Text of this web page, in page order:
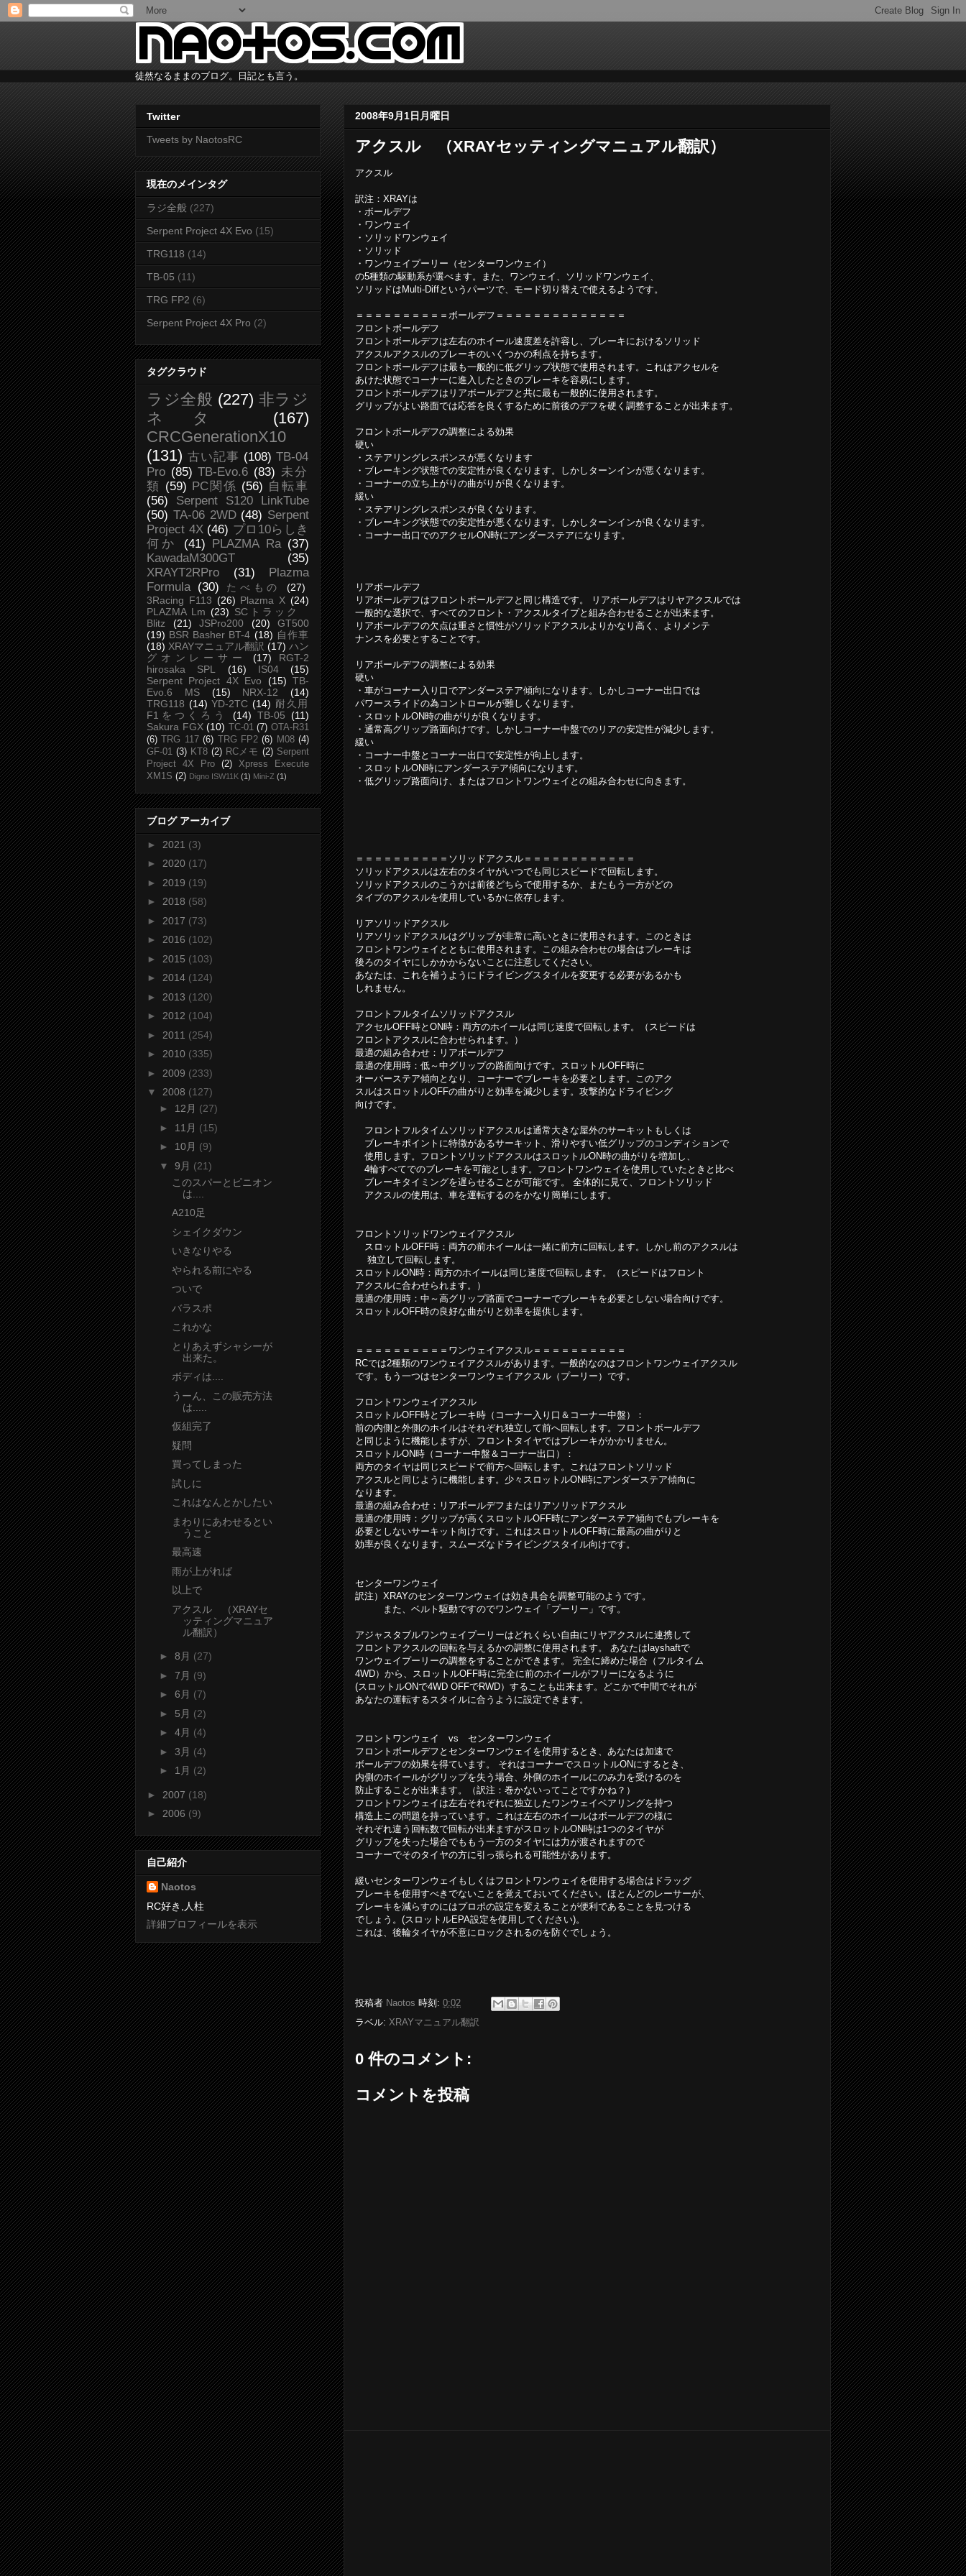
徒然なるままのブログ。日記とも言う。
2008年9月1日月曜日
アクスル （XRAYセッティングマニュアル翻訳）
アクスル
訳注：XRAYは
・ボールデフ
・ワンウェイ
・ソリッドワンウェイ
・ソリッド
・ワンウェイプーリー（センターワンウェイ）
の5種類の駆動系が選べます。また、ワンウェイ、ソリッドワンウェイ、
ソリッドはMulti-Diffというパーツで、モード切り替えで使えるようです。
＝＝＝＝＝＝＝＝＝＝ボールデフ＝＝＝＝＝＝＝＝＝＝＝＝＝＝
フロントボールデフ
フロントボールデフは左右のホイール速度差を許容し、ブレーキにおけるソリッド
アクスルアクスルのブレーキのいくつかの利点を持ちます。
フロントボールデフは最も一般的に低グリップ状態で使用されます。これはアクセルを
あけた状態でコーナーに進入したときのプレーキを容易にします。
フロントボールデフはリアボールデフと共に最も一般的に使用されます。
グリップがよい路面では応答を良くするために前後のデフを硬く調整することが出来ます。
フロントボールデフの調整による効果
硬い
・ステアリングレスポンスが悪くなります
・ブレーキング状態での安定性が良くなります。しかしターンインが悪くなります。
・コーナーの立ち上がりの曲がりが良くなります。
緩い
・ステアリングレスポンスが良くなります。
・ブレーキング状態での安定性が悪くなります。しかしターンインが良くなります。
・コーナー出口でのアクセルON時にアンダーステアになります。
リアボールデフ
リアボールデフはフロントボールデフと同じ構造です。 リアボールデフはリヤアクスルでは
一般的な選択で、すべてのフロント・アクスルタイプと組み合わせることが出来ます。
リアボールデフの欠点は重さと慣性がソリッドアクスルよりかなり高く、よりメンテ
ナンスを必要とすることです。
リアボールデフの調整による効果
硬い
・車がコーナー入り口でアンダーステア傾向になります。しかしコーナー出口では
パワースライドの為コントロールが難しくなります。
・スロットルON時の曲がりが良くなります。
・通常高グリップ路面向けです。しかしコーナー中盤でのリアの安定性が減少します。
緩い
・コーナー中盤とコーナー出口で安定性が向上します。
・スロットルON時にアンダーステア傾向になります。
・低グリップ路面向け、またはフロントワンウェイとの組み合わせに向きます。
＝＝＝＝＝＝＝＝＝＝ソリッドアクスル＝＝＝＝＝＝＝＝＝＝＝＝
ソリッドアクスルは左右のタイヤがいつでも同じスピードで回転します。
ソリッドアクスルのこうかは前後どちらで使用するか、またもう一方がどの
タイプのアクスルを使用しているかに依存します。
リアソリッドアクスル
リアソリッドアクスルはグリップが非常に高いときに使用されます。このときは
フロントワンウェイとともに使用されます。この組み合わせの場合はブレーキは
後ろのタイヤにしかかからないことに注意してください。
あなたは、これを補うようにドライビングスタイルを変更する必要があるかも
しれません。
フロントフルタイムソリッドアクスル
アクセルOFF時とON時：両方のホイールは同じ速度で回転します。（スピードは
フロントアクスルに合わせられます。）
最適の組み合わせ：リアボールデフ
最適の使用時：低～中グリップの路面向けです。スロットルOFF時に
オーバーステア傾向となり、コーナーでブレーキを必要とします。このアク
スルはスロットルOFFの曲がりと効率を減少します。攻撃的なドライビング
向けです。
フロントフルタイムソリッドアクスルは通常大きな屋外のサーキットもしくは
ブレーキポイントに特徴があるサーキット、滑りやすい低グリップのコンディションで
使用します。フロントソリッドアクスルはスロットルON時の曲がりを増加し、
4輪すべてでのブレーキを可能とします。フロントワンウェイを使用していたときと比べ
ブレーキタイミングを遅らせることが可能です。 全体的に見て、フロントソリッド
アクスルの使用は、車を運転するのをかなり簡単にします。
フロントソリッドワンウェイアクスル
スロットルOFF時：両方の前ホイールは一緒に前方に回転します。しかし前のアクスルは
独立して回転します。
スロットルON時：両方のホイールは同じ速度で回転します。（スピードはフロント
アクスルに合わせられます。）
最適の使用時：中～高グリップ路面でコーナーでブレーキを必要としない場合向けです。
スロットルOFF時の良好な曲がりと効率を提供します。
＝＝＝＝＝＝＝＝＝＝ワンウェイアクスル＝＝＝＝＝＝＝＝＝＝
RCでは2種類のワンウェイアクスルがあります。一般的なのはフロントワンウェイアクスル
です。もう一つはセンターワンウェイアクスル（プーリー）です。
フロントワンウェイアクスル
スロットルOFF時とブレーキ時（コーナー入り口＆コーナー中盤）：
前の内側と外側のホイルはそれぞれ独立して前へ回転します。フロントボールデフ
と同じように機能しますが、フロントタイヤではブレーキがかかりません。
スロットルON時（コーナー中盤＆コーナー出口）：
両方のタイヤは同じスピードで前方へ回転します。これはフロントソリッド
アクスルと同じように機能します。少々スロットルON時にアンダーステア傾向に
なります。
最適の組み合わせ：リアボールデフまたはリアソリッドアクスル
最適の使用時：グリップが高くスロットルOFF時にアンダーステア傾向でもブレーキを
必要としないサーキット向けです。これはスロットルOFF時に最高の曲がりと
効率が良くなります。スムーズなドライビングスタイル向けです。
センターワンウェイ
訳注）XRAYのセンターワンウェイは効き具合を調整可能のようです。
また、ベルト駆動ですのでワンウェイ「プーリー」です。
アジャスタブルワンウェイプーリーはどれくらい自由にリヤアクスルに連携して
フロントアクスルの回転を与えるかの調整に使用されます。 あなたはlayshaftで
ワンウェイプーリーの調整をすることができます。 完全に締めた場合（フルタイム
4WD）から、スロットルOFF時に完全に前のホイールがフリーになるように
(スロットルONで4WD OFFでRWD）することも出来ます。どこかで中間でそれが
あなたの運転するスタイルに合うように設定できます。
フロントワンウェイ vs センターワンウェイ
フロントボールデフとセンターワンウェイを使用するとき、あなたは加速で
ボールデフの効果を得ています。 それはコーナーでスロットルONにするとき、
内側のホイールがグリップを失う場合、外側のホイールにのみ力を受けるのを
防止することが出来ます。（訳注：巻かないってことですかね？）
フロントワンウェイは左右それぞれに独立したワンウェイベアリングを持つ
構造上この問題を持っています。これは左右のホイールはボールデフの様に
それぞれ違う回転数で回転が出来ますがスロットルON時は1つのタイヤが
グリップを失った場合でももう一方のタイヤには力が渡されますので
コーナーでそのタイヤの方に引っ張られる可能性があります。
緩いセンターワンウェイもしくはフロントワンウェイを使用する場合はドラッグ
ブレーキを使用すべきでないことを覚えておいてください。ほとんどのレーサーが、
ブレーキを減らすのにはプロポの設定を変えることが便利であることを見つける
でしょう。(スロットルEPA設定を使用してください)。
これは、後輪タイヤが不意にロックされるのを防ぐでしょう。
投稿者 Naotos 時刻: 0:02
ラベル: XRAYマニュアル翻訳
0 件のコメント:
コメントを投稿
Twitter
Tweets by NaotosRC
現在のメインタグ
ラジ全般 (227)
Serpent Project 4X Evo (15)
TRG118 (14)
TB-05 (11)
TRG FP2 (6)
Serpent Project 4X Pro (2)
タグクラウド
ラジ全般 (227) 非ラジ
ネタ
(167)
CRCGenerationX10
(131) 古い記事 (108) TB-04
Pro (85) TB-Evo.6 (83) 未分
類
(59) PC関係 (56) 自転車
(56)
Serpent S120 LinkTube
(50) TA-06 2WD (48) Serpent
Project 4X (46) プロ10らしき
何か
(41) PLAZMA Ra (37)
KawadaM300GT
(35)
XRAYT2RPro
(31)
Plazma
Formula (30) たべもの
(27)
3Racing F113 (26) Plazma X (24)
PLAZMA Lm (23) SCトラック
Blitz
(21) JSPro200 (20)
GT500
(19) BSR Basher BT-4 (18) 自作車
(18) XRAYマニュアル翻訳 (17) ハン
グオンレーサー
(17)
RGT-2
hirosaka SPL
(16) IS04
(15)
Serpent Project 4X Evo
(15) TB-
Evo.6 MS
(15) NRX-12
(14)
TRG118 (14) YD-2TC (14) 耐久用
F1をつくろう
(14) TB-05 (11)
Sakura FGX (10) TC-01 (7) OTA-R31
(6)
TRG 117 (6) TRG FP2 (6) M08 (4)
GF-01 (3) KT8 (2) RCメモ (2) Serpent
Project 4X Pro
(2)
Xpress Execute
XM1S (2) Digno ISW11K (1) Mini-Z (1)
ブログ アーカイブ
► 2021 (3)
► 2020 (17)
► 2019 (19)
► 2018 (58)
► 2017 (73)
► 2016 (102)
► 2015 (103)
► 2014 (124)
► 2013 (120)
► 2012 (104)
► 2011 (254)
► 2010 (335)
► 2009 (233)
▼ 2008 (127)
► 12月 (27)
► 11月 (15)
► 10月 (9)
▼ 9月 (21)
このスパーとピニオン
は....
A210足
シェイクダウン
いきなりやる
やられる前にやる
ついで
バラスポ
これかな
とりあえずシャシーが
出来た。
ボディは....
うーん、この販売方法
は.....
仮組完了
疑問
買ってしまった
試しに
これはなんとかしたい
まわりにあわせるとい
うこと
最高速
雨が上がれば
以上で
アクスル （XRAYセ
ッティングマニュア
ル翻訳）
► 8月 (27)
► 7月 (9)
► 6月 (7)
► 5月 (2)
► 4月 (4)
► 3月 (4)
► 1月 (2)
► 2007 (18)
► 2006 (9)
自己紹介
Naotos
RC好き,人柱
詳細プロフィールを表示